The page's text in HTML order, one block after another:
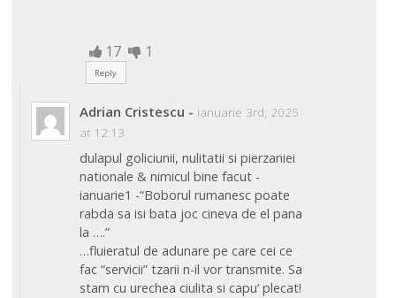
17 1
Reply
Adrian Cristescu - ianuarie 3rd, 2025
at 12:13
dulapul goliciunii, nulitatii si pierzaniei
nationale & nimicul bine facut -
ianuarie1 -“Boborul rumanesc poate
rabda sa isi bata joc cineva de el pana
la ….”
…fluieratul de adunare pe care cei ce
fac “servicii” tzarii n-il vor transmite. Sa
stam cu urechea ciulita si capu’ plecat!